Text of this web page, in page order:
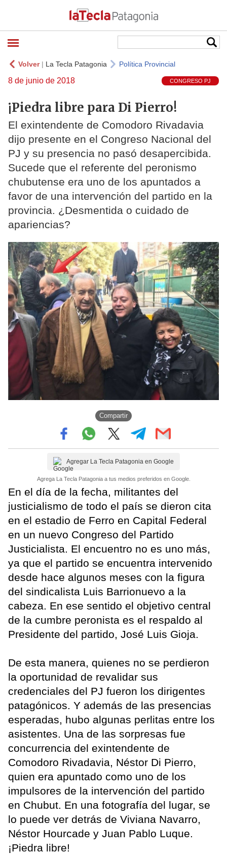
Volver| La Tecla Patagonia Política Provincial
8 de junio de 2018 CONGRESO PJ
¡Piedra libre para Di Pierro!
El exintendente de Comodoro Rivadavia
dijo presente en el Congreso Nacional del
PJ y su presencia no pasó desapercibida.
Sucede que el referente del peronismo
chubutense era uno de los apuntados a
favor de una intervención del partido en la
provincia. ¿Desmentida o cuidado de
apariencias?
Compartir
Agregar La Tecla Patagonia en Google
Agrega La Tecla Patagonia a tus medios preferidos en Google.
En el día de la fecha, militantes del
justicialismo de todo el país se dieron cita
en el estadio de Ferro en Capital Federal
en un nuevo Congreso del Partido
Justicialista. El encuentro no es uno más,
ya que el partido se encuentra intervenido
desde hace algunos meses con la figura
del sindicalista Luis Barrionuevo a la
cabeza. En ese sentido el objetivo central
de la cumbre peronista es el respaldo al
Presidente del partido, José Luis Gioja.
De esta manera, quienes no se perdieron
la oportunidad de revalidar sus
credenciales del PJ fueron los dirigentes
patagónicos. Y además de las presencias
esperadas, hubo algunas perlitas entre los
asistentes. Una de las sorpresas fue
concurrencia del exintendente de
Comodoro Rivadavia, Néstor Di Pierro,
quien era apuntado como uno de los
impulsores de la intervención del partido
en Chubut. En una fotografía del lugar, se
lo puede ver detrás de Viviana Navarro,
Néstor Hourcade y Juan Pablo Luque.
¡Piedra libre!